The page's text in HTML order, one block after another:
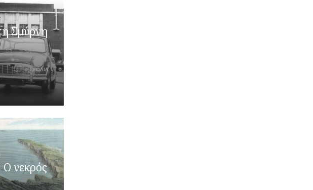
Σμύρνη
0 ΣΧΌΛΙΑ
Ο νεκρός